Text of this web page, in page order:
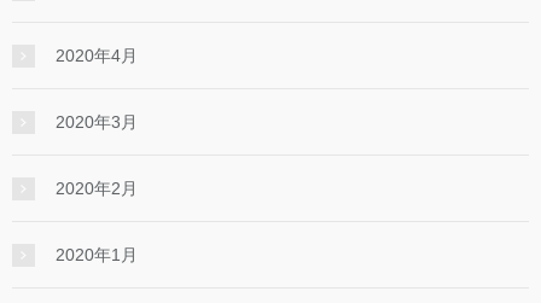
2020年4月
2020年3月
2020年2月
2020年1月